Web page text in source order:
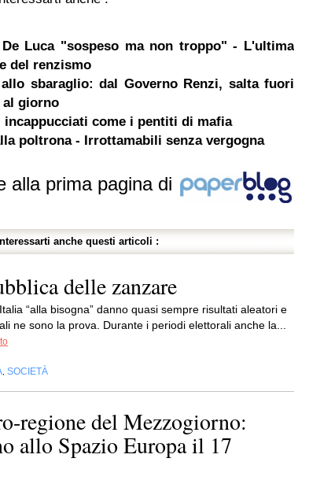
De Luca "sospeso ma non troppo" - L'ultima
del renzismo
sbaraglio: dal Governo Renzi, salta fuori
al giorno
incappucciati come i pentiti di mafia
poltrona - Irrottamabili senza vergogna
alla prima pagina di
anche questi articoli :
delle zanzare
“alla bisogna” danno quasi sempre risultati aleatori e
ne sono la prova. Durante i periodi elettorali anche la...
SOCIETÀ
regione del Mezzogiorno:
allo Spazio Europa il 17